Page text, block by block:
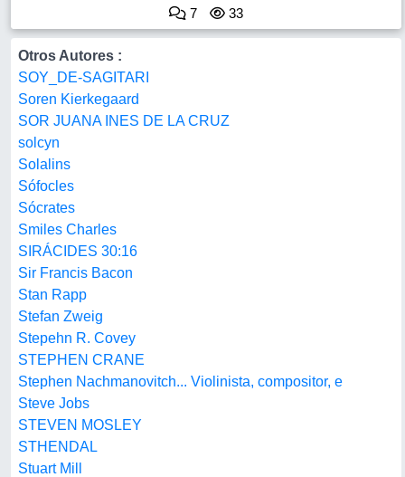
7 33
Otros Autores :
SOY_DE-SAGITARI
Soren Kierkegaard
SOR JUANA INES DE LA CRUZ
solcyn
Solalins
Sófocles
Sócrates
Smiles Charles
SIRÁCIDES 30:16
Sir Francis Bacon
Stan Rapp
Stefan Zweig
Stepehn R. Covey
STEPHEN CRANE
Stephen Nachmanovitch... Violinista, compositor, e
Steve Jobs
STEVEN MOSLEY
STHENDAL
Stuart Mill